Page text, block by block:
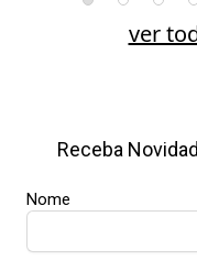
ver
Receba
Nome